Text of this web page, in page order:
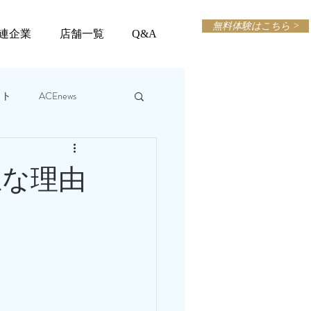
企業 店舗一覧 Q&A
無料体験はこちら >
ACEnews
理由